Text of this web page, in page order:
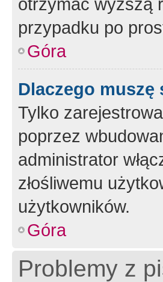
przypadku po
Góra
Dlaczego
Tylko
poprzez
administrator
złośliwemu
użytkowników.
Góra
Problemy z